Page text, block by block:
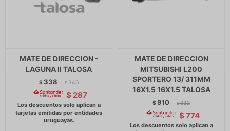
MATE DE DIRECCION -
LAGUNA II TALOSA
$ 338 $ 346
$ 287
MATE DE DIRECCION
MITSUBISHI L200
SPORTERO 13/ 311MM
16X1.5 16X1.5 TALOSA
$910 $ 932
$ 774